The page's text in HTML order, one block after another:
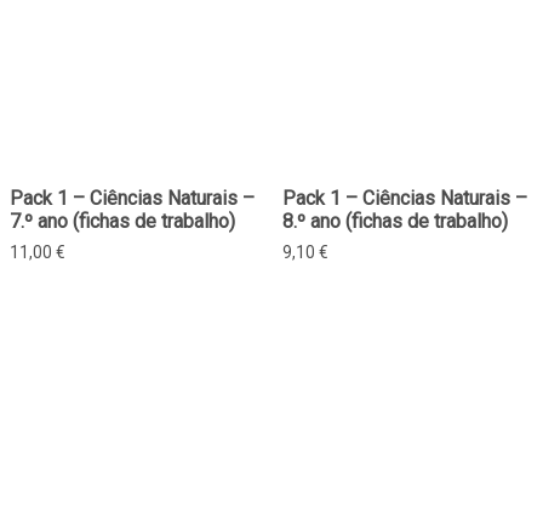
Pack 1 – Ciências Naturais –
7.º ano (fichas de trabalho)
11,00 €
Pack 1 – Ciências Naturais –
8.º ano (fichas de trabalho)
9,10 €